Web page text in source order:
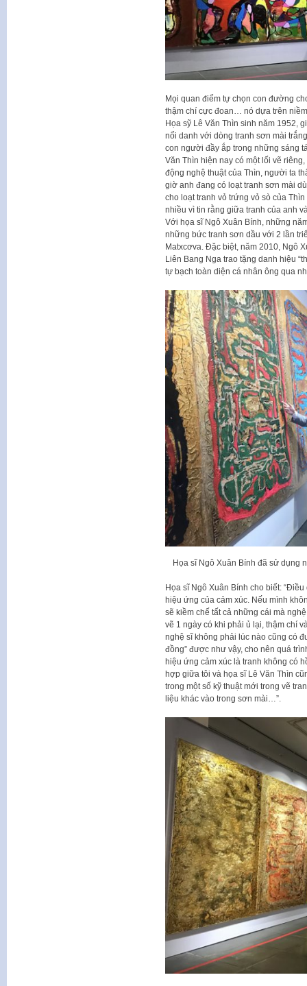
Mọi quan điểm tự chọn con đường
thậm chí cực đoan… nó dựa trên
Họa sỹ Lê Văn Thìn sinh năm 1952,
nổi danh với dòng tranh sơn mài
con người đầy ắp trong những sáng
Văn Thìn hiện nay có một lối vẽ
động nghệ thuật của Thìn, người ta
giờ anh đang có loạt tranh sơn mài
cho loạt tranh vỏ trứng vỏ sò của
nhiều vì tin rằng giữa tranh của anh
Với họa sĩ Ngô Xuân Bính, những
những bức tranh sơn dầu với 2 lần
Matxcơva. Đặc biệt, năm 2010, Ngô
Liên Bang Nga trao tặng danh hiệu
tự bạch toàn diện cá nhân ông qua
Họa sĩ Ngô Xuân Bính đã sử dụng
Họa sĩ Ngô Xuân Bính cho biết:
hiệu ứng của cảm xúc. Nếu mình
sẽ kiềm chế tất cả những cái mà
vẽ 1 ngày có khi phải ủ lại, thậm chí
nghệ sĩ không phải lúc nào cũng có
đồng” được như vậy, cho nên quá
hiệu ứng cảm xúc là tranh không có
hợp giữa tôi và họa sĩ Lê Văn Thìn
trong một số kỹ thuật mới trong vẽ
liệu khác vào trong sơn mài…”.